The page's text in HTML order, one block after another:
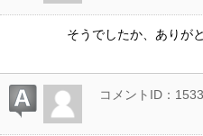
そうでしたか、ありが
コメントID：